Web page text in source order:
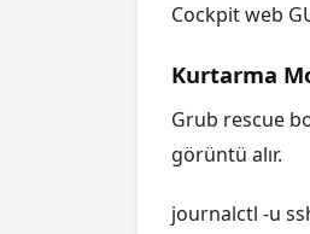
Cockpit web
Kurtarma
Grub rescue
görüntü alır.
journalctl -u